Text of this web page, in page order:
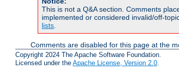
This is not a Q&A section. Comments
implemented or considered invalid/off-
lists.
Comments are disabled for this page at the
Copyright 2024 The Apache Software Foundation.
Licensed under the Apache License, Version 2.0